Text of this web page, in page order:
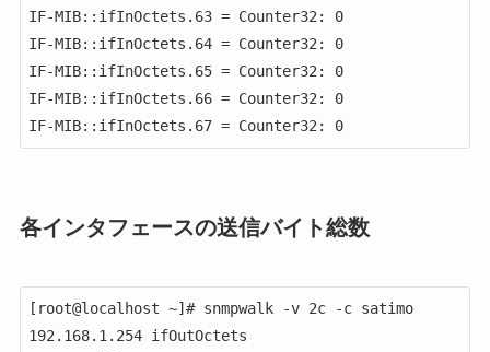
IF-MIB::ifInOctets.63 = Counter32: 0
IF-MIB::ifInOctets.64 = Counter32: 0
IF-MIB::ifInOctets.65 = Counter32: 0
IF-MIB::ifInOctets.66 = Counter32: 0
IF-MIB::ifInOctets.67 = Counter32: 0
各インタフェースの送信バイト総数
[root@localhost ~]# snmpwalk -v 2c -c satimo
192.168.1.254 ifOutOctets